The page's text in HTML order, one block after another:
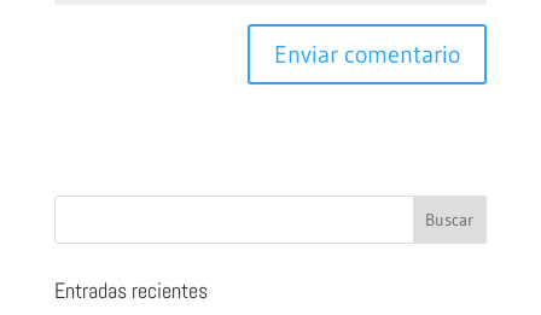
Entradas recientes